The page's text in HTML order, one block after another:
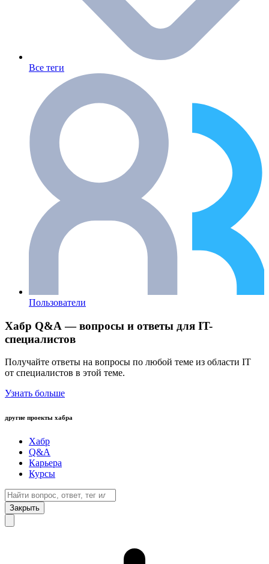
Все теги
Пользователи
Хабр Q&A — вопросы и ответы для IT-
специалистов
Получайте ответы на вопросы по любой теме из области IT
от специалистов в этой теме.
Узнать больше
другие проекты хабра
Хабр
Q&A
Карьера
Курсы
Закрыть